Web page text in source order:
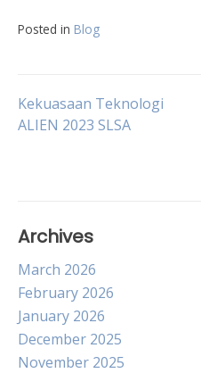
Posted in Blog
Post
Kekuasaan Teknologi
ALIEN 2023 SLSA
Archives
March 2026
February 2026
January 2026
December 2025
November 2025